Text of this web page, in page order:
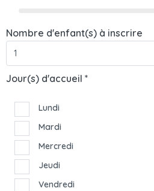
Nombre d'enfant(s) à inscrire
Jour(s) d'accueil *
Lundi
Mardi
Mercredi
Jeudi
Vendredi